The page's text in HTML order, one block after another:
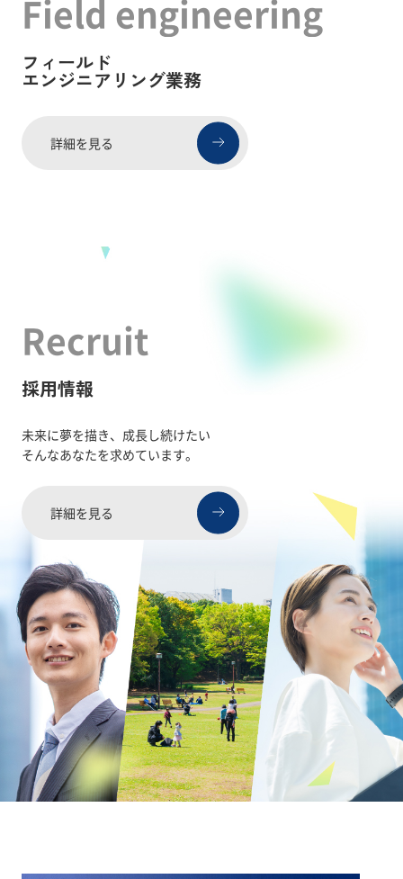
Field engineering
フィールド
エンジニアリング業務
詳細を見る
Recruit
採用情報
未来に夢を描き、成長し続けたい
そんなあなたを求めています。
詳細を見る